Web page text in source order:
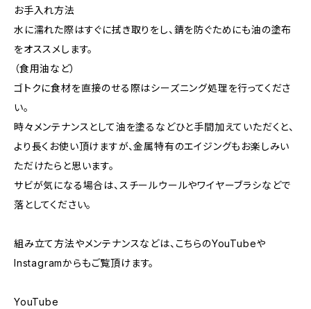
お手入れ方法
水に濡れた際はすぐに拭き取りをし、錆を防ぐためにも油の塗布
をオススメします。
（食用油など）
ゴトクに食材を直接のせる際はシーズニング処理を行ってくださ
い。
時々メンテナンスとして油を塗るなどひと手間加えていただくと、
より長くお使い頂けますが、金属特有のエイジングもお楽しみい
ただけたらと思います。
サビが気になる場合は、スチールウールやワイヤーブラシなどで
落としてください。
組み立て方法やメンテナンスなどは、こちらのYouTubeや
Instagramからもご覧頂けます。
YouTube